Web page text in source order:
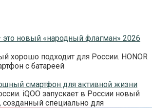
это новый «народный флагман» 2026
хорошо подходит для России. HONOR
с батареей
смартфон для активной жизни
iQOO запускает в России новый
созданный специально для